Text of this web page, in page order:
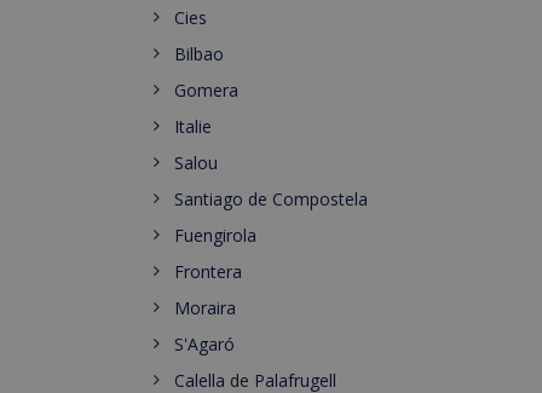
Cies
Bilbao
Gomera
Italie
Salou
Santiago de Compostela
Fuengirola
Frontera
Moraira
S'Agaró
Calella de Palafrugell